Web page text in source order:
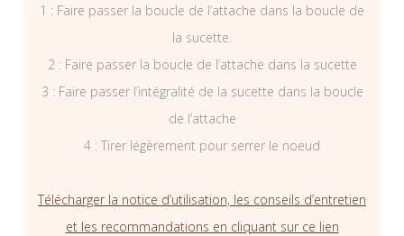
1 : Faire passer la boucle de l’attache dans la boucle de
la sucette.
2 : Faire passer la boucle de l’attache dans la sucette
3 : Faire passer l’intégralité de la sucette dans la boucle
de l’attache
4 : Tirer légèrement pour serrer le noeud
Télécharger la notice d’utilisation, les conseils d’entretien
et les recommandations en cliquant sur ce lien